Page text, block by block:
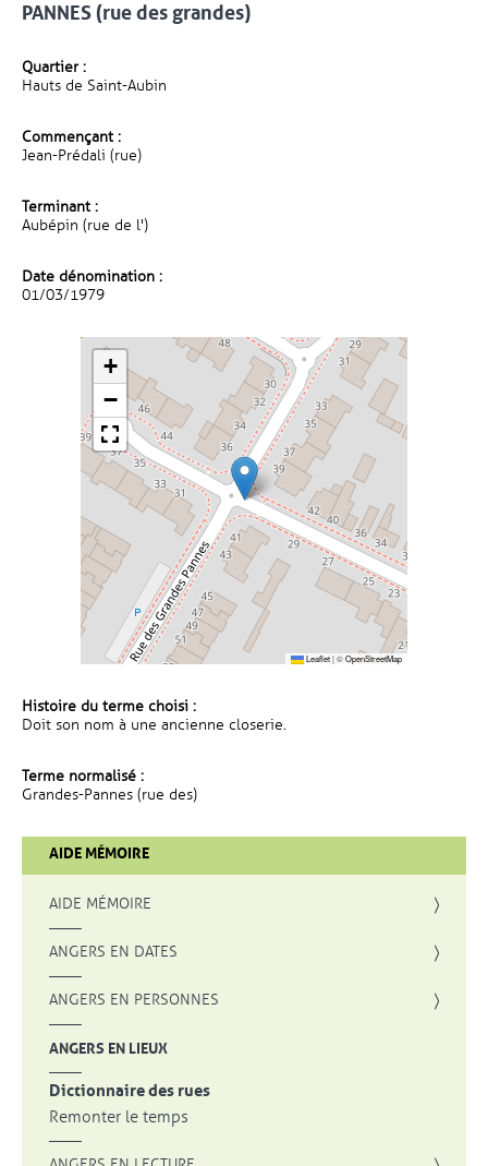
PANNES (rue des grandes)
Quartier :
Hauts de Saint-Aubin
Commençant :
Jean-Prédali (rue)
Terminant :
Aubépin (rue de l')
Date dénomination :
01/03/1979
+
−
Leaflet|©OpenStreetMap
Histoire du terme choisi :
Doit son nom à une ancienne closerie.
Terme normalisé :
Grandes-Pannes (rue des)
AIDE MÉMOIRE
AIDE MÉMOIRE
ANGERS EN DATES
ANGERS EN PERSONNES
ANGERS EN LIEUX
Dictionnaire des rues
Remonter le temps